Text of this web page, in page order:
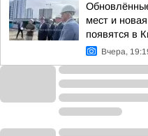
мест и
появятся в
Вчера,